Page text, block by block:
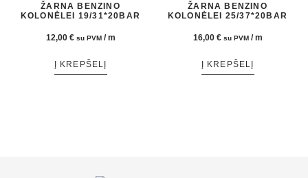
ŽARNA BENZINO
KOLONĖLEI 19/31*20BAR
12,00 € su PVM / m
Į KREPŠELĮ
ŽARNA BENZINO
KOLONĖLEI 25/37*20BAR
16,00 € su PVM / m
Į KREPŠELĮ